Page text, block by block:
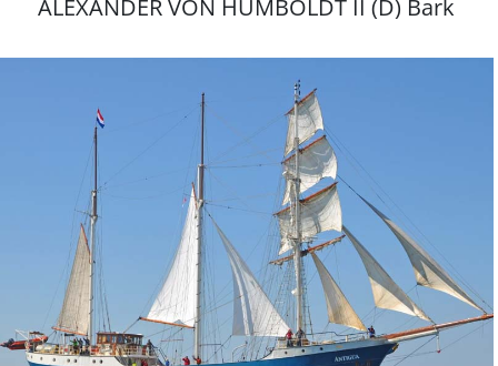
ALEXANDER VON HUMBOLDT II (D) Bark